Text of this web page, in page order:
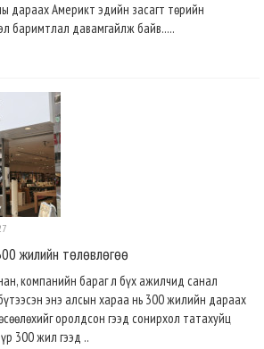
дараах Америкт эдийн засагт төрийн
баримтлал давамгайлж байв.....
жилийн төлөвлөгөө
компанийн бараг л бүх ажилчид санал
энэ алсын хараа нь 300 жилийн дараах
оролдсон гээд сонирхол татахуйц
300 жил гээд ..